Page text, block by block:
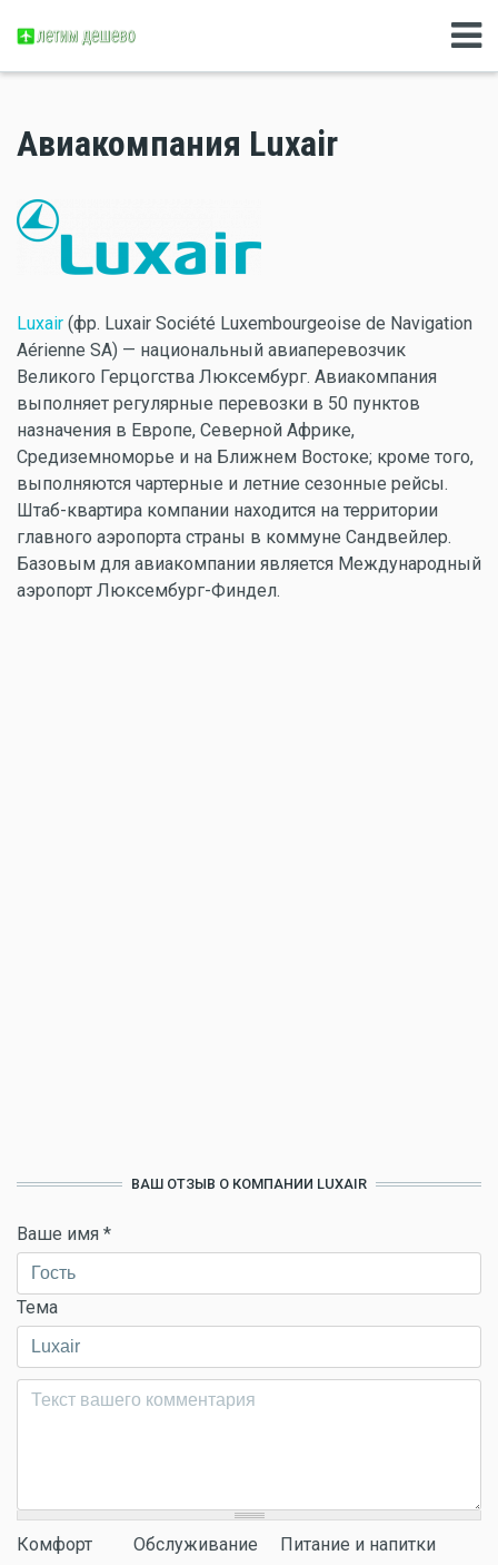
Авиакомпания Luxair
Luxair (фр. Luxair Société Luxembourgeoise de Navigation
Aérienne SA) — национальный авиаперевозчик
Великого Герцогства Люксембург. Авиакомпания
выполняет регулярные перевозки в 50 пунктов
назначения в Европе, Северной Африке,
Средиземноморье и на Ближнем Востоке; кроме того,
выполняются чартерные и летние сезонные рейсы.
Штаб-квартира компании находится на территории
главного аэропорта страны в коммуне Сандвейлер.
Базовым для авиакомпании является Международный
аэропорт Люксембург-Финдел.
ВАШ ОТЗЫВ О КОМПАНИИ LUXAIR
Ваше имя *
Тема
Комментарий*
Комфорт Обслуживание Питание и напитки